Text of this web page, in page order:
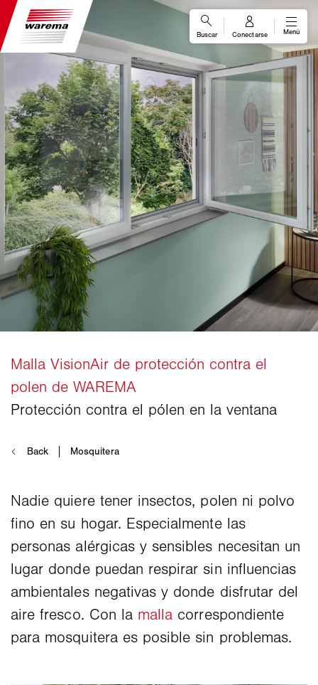
Nadie quiere tener insectos, polen ni polvo
fino en su hogar. Especialmente las
personas alérgicas y sensibles necesitan un
lugar donde puedan respirar sin influencias
ambientales negativas y donde disfrutar del
aire fresco. Con la malla correspondiente
para mosquitera es posible sin problemas.